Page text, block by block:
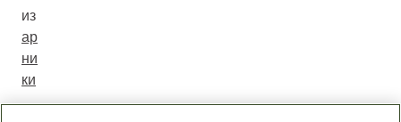
из
ар
ни
ки
.